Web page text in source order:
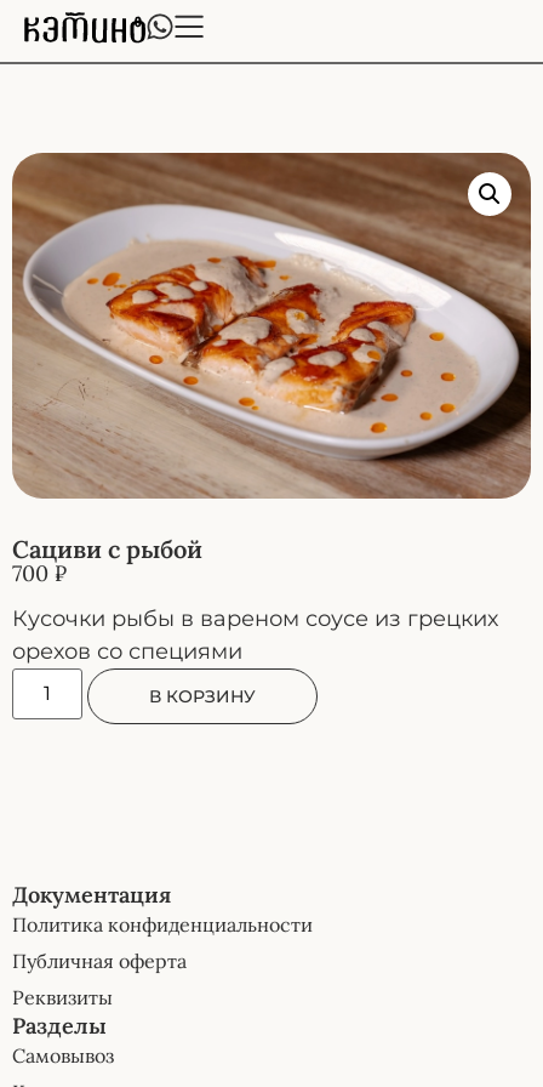
Сациви с рыбой
700 ₽
Кусочки рыбы в вареном соусе из грецких
орехов со специями
В КОРЗИНУ
Документация
Политика конфиденциальности
Публичная оферта
Реквизиты
Разделы
Самовывоз